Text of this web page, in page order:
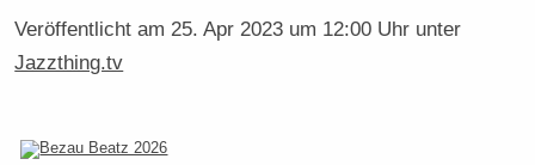
Veröffentlicht am 25. Apr 2023 um 12:00 Uhr unter
Jazzthing.tv